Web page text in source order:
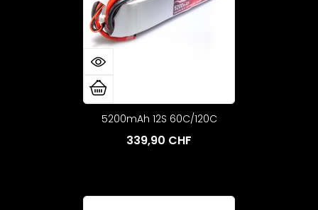
5200mAh 12S 60C/120C
339,90 CHF